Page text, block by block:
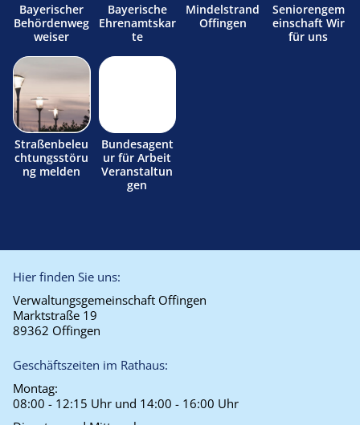
Bayerischer
Behördenweg
weiser
Bayerische
Ehrenamtskar
te
Mindelstrand
Offingen
Seniorengem
einschaft Wir
für uns
Straßenbeleu
chtungsstöru
ng melden
Bundesagent
ur für Arbeit
Veranstaltun
gen
Hier finden Sie uns:
Verwaltungsgemeinschaft Offingen
Marktstraße 19
89362 Offingen
Geschäftszeiten im Rathaus:
Montag:
08:00 - 12:15 Uhr und 14:00 - 16:00 Uhr